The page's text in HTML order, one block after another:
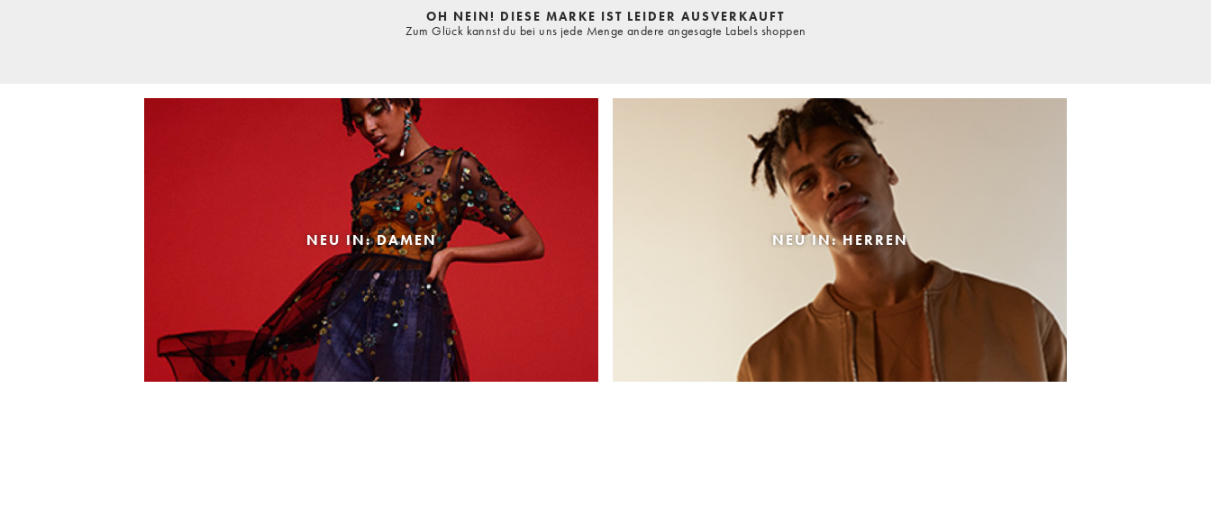
OH NEIN! DIESE MARKE IST LEIDER AUSVERKAUFT
Zum Glück kannst du bei uns jede Menge andere angesagte Labels shoppen
NEU IN: DAMEN NEU IN: HERREN